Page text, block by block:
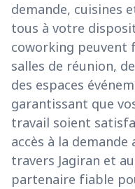
demande, cuisines
tous à votre
coworking peuvent
salles de réunion,
des espaces
garantissant que
travail soient
accès à la
travers Jagiran et
partenaire fiable